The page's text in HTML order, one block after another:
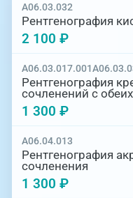
A06.03.032
Рентгенография
2 100 ₽
A06.03.017.001
Рентгенография
сочленений с
1 300 ₽
A06.04.013
Рентгенография
сочленения
1 300 ₽